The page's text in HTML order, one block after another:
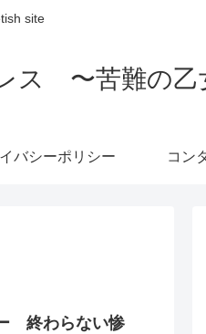
site
ス 〜苦難の乙
バシーポリシー コン
終わらない惨